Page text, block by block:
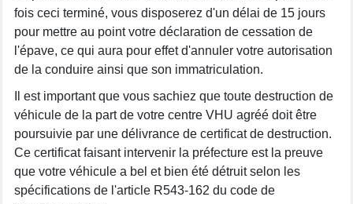
fois ceci terminé, vous disposerez d'un délai de 15 jours
pour mettre au point votre déclaration de cessation de
l'épave, ce qui aura pour effet d'annuler votre autorisation
de la conduire ainsi que son immatriculation.
Il est important que vous sachiez que toute destruction de
véhicule de la part de votre centre VHU agréé doit être
poursuivie par une délivrance de certificat de destruction.
Ce certificat faisant intervenir la préfecture est la preuve
que votre véhicule a bel et bien été détruit selon les
spécifications de l'article R543-162 du code de